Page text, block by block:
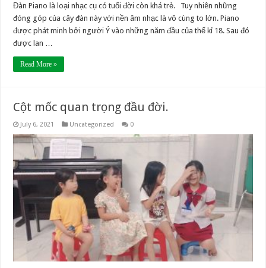
Đàn Piano là loại nhạc cụ có tuổi đời còn khá trẻ. Tuy nhiên những
đóng góp của cây đàn này với nền âm nhạc là vô cùng to lớn. Piano
được phát minh bởi người Ý vào những năm đầu của thế kỉ 18. Sau đó
được lan …
Read More »
Cột mốc quan trọng đầu đời.
July 6, 2021 Uncategorized 0